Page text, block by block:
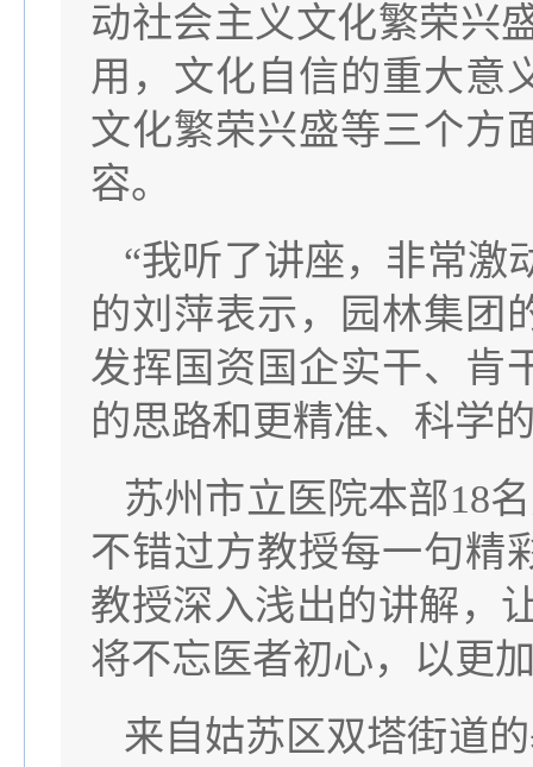
动社会主义文化繁荣兴
用，文化自信的重大意
文化繁荣兴盛等三个方
容。
“我听了讲座，非常激
的刘萍表示，园林集团
发挥国资国企实干、肯
的思路和更精准、科学
苏州市立医院本部18
不错过方教授每一句精
教授深入浅出的讲解，
将不忘医者初心，以更
来自姑苏区双塔街道